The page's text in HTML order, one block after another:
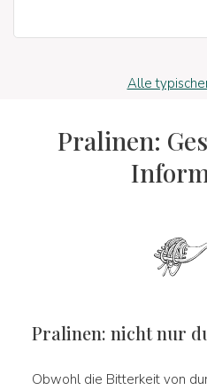
Alle
Pralinen:
Pralinen: nicht nur
Obwohl die Bitterkeit von